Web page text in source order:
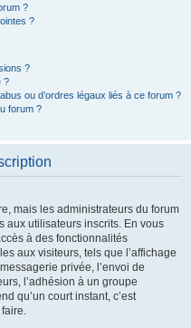
?
?
?
?
ou d’ordres légaux liés à ce forum ?
forum ?
mais les administrateurs du forum
aux utilisateurs inscrits. En vous
à des fonctionnalités
aux visiteurs, tels que l’affichage
privée, l’envoi de
l’adhésion à un groupe
qu’un court instant, c’est